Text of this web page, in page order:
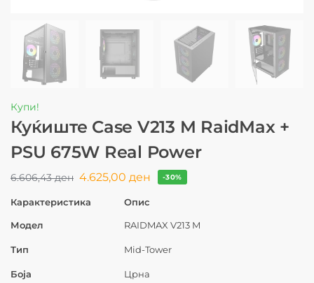
Купи!
Куќиште Case V213 M RaidMax +
PSU 675W Real Power
6.606,43ден 4.625,00 ден -30%
Карактеристика Опис
Модел RAIDMAX V213 M
Тип Mid-Tower
Боја Црна